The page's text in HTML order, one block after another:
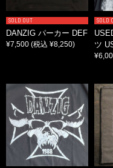
SOLD OUT
DANZIG パーカー DEF
¥7,500 (税込 ¥8,250)
SOLD
ツ